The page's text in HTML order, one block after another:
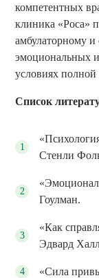
компетентных
клиника «Роса»
амбулаторному
эмоциональных
условиях
Список
Стенли
Гоулман.
«Как
Эдвард
«Сила